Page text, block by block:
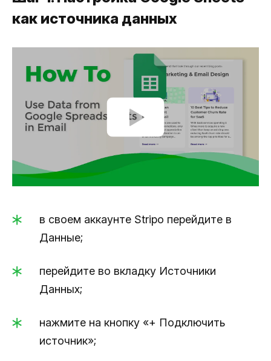
как источника данных
в своем аккаунте Stripo перейдите в
Данные;
перейдите во вкладку Источники
Данных;
нажмите на кнопку «+ Подключить
источник»;